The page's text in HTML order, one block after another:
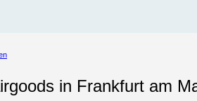
in Frankfurt am